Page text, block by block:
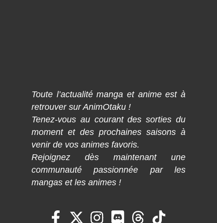
Toute l’actualité manga et anime est à
retrouver sur AnimOtaku !
Tenez-vous au courant des sorties du
moment et des prochaines saisons à
venir de vos animes favoris.
Rejoignez dès maintenant une
communauté passionnée par les
mangas et les animes !